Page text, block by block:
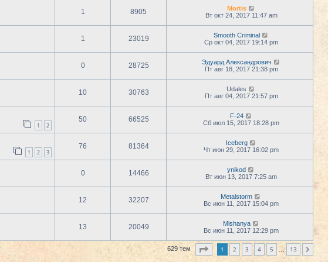
1 8905
Mortis
Вт окт 24, 2017 11:47 am
1 23019
Smooth Criminal
Ср окт 04, 2017 19:14 pm
0 28725
Эдуард Александрович
Пт авг 18, 2017 21:38 pm
10 30763
Udales
Пт авг 04, 2017 21:57 pm
1 2
50 66525
F-24
Сб июл 15, 2017 18:28 pm
1 2 3
76 81364
Iceberg
Чт июн 29, 2017 16:02 pm
0 14466
ynikod
Вт июн 13, 2017 7:25 am
12 32207
Metalstorm
Вс июн 11, 2017 15:04 pm
13 20049
Mishanya
Вс июн 11, 2017 12:29 pm
629 тем Страница из13
1 2 3 4 5 13